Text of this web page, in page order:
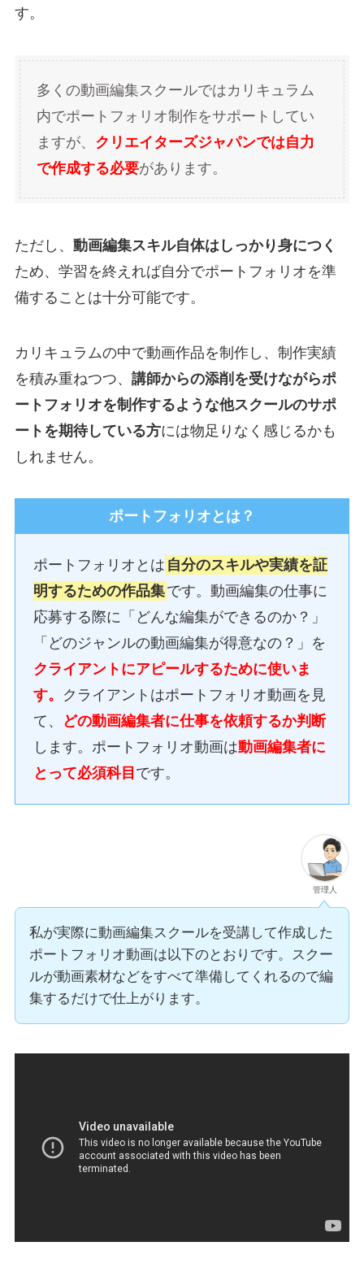
す。
多くの動画編集スクールではカリキュラム
内でポートフォリオ制作をサポートしてい
ますが、 クリエイターズジャパンでは自力
で作成する必要があります。
ただし、 動画編集スキル自体はしっかり身につく
ため、学習を終えれば自分でポートフォリオを準
備することは十分可能です。
カリキュラムの中で動画作品を制作し、制作実績
を積み重ねつつ、 講師からの添削を受けながらポ
ートフォリオを制作するような他スクールのサポ
ートを期待している方には物足りなく感じるかも
しれません。
ポートフォリオとは？
ポートフォリオとは 自分のスキルや実績を証
明するための作品集です。動画編集の仕事に
応募する際に「どんな編集ができるのか？」
「どのジャンルの動画編集が得意なの？」を
クライアントにアピールするために使いま
す。 クライアントはポートフォリオ動画を見
て、 どの動画編集者に仕事を依頼するか判断
します。ポートフォリオ動画は動画編集者に
とって必須科目 です。
管理人
私が実際に動画編集スクールを受講して作成した
ポートフォリオ動画は以下のとおりです。スクー
ルが動画素材などをすべて準備してくれるので編
集するだけで仕上がります。